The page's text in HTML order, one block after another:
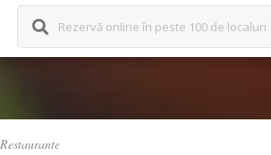
Rezervă online în peste 100 de localuri
Restaurante